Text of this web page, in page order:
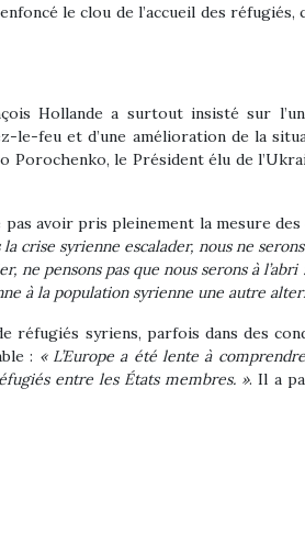
le clou de l’accueil des
Hollande a surtout insisté sur
feu et d’une amélioration de la
le Président élu de
avoir pris pleinement la mesure des
crise syrienne escalader, nous ne
ne pensons pas que nous serons à
à la population syrienne une autre
réfugiés syriens, parfois dans des
: « L’Europe a été lente à
entre les États membres. ». Il a